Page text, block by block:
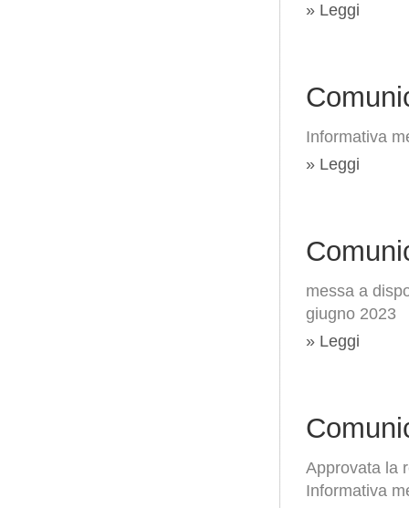
» Leggi
Informativa
» Leggi
messa a
giugno 2023
» Leggi
Approvata la
Informativa